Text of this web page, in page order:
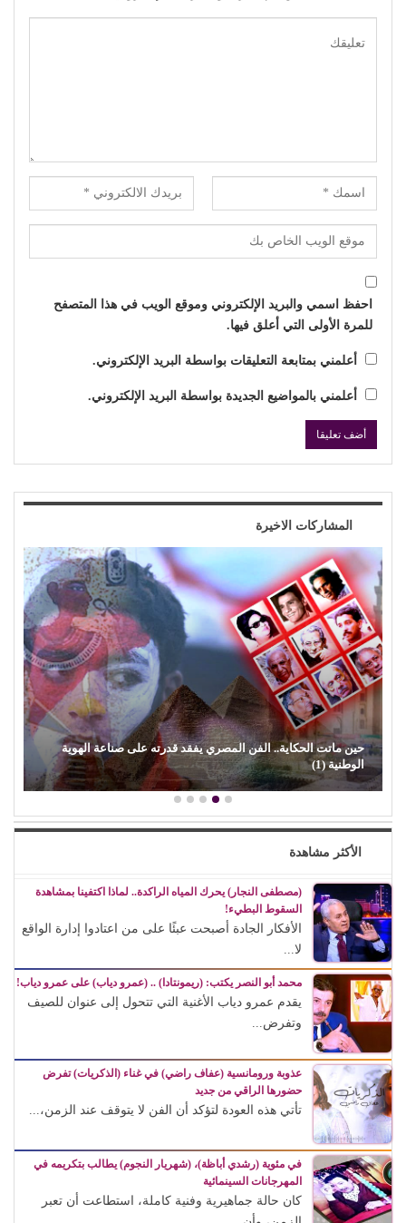
احفظ اسمي والبريد الإلكتروني وموقع الويب في هذا المتصفح
للمرة الأولى التي أعلق فيها.
أعلمني بمتابعة التعليقات بواسطة البريد الإلكتروني.
أعلمني بالمواضيع الجديدة بواسطة البريد الإلكتروني.
المشاركات الاخيرة
محمود حسونة يكتب: (تحت السن).. الأهل مذنبون والأبناء ضحايا!
الأكثر مشاهدة
(مصطفى النجار) يحرك المياه الراكدة.. لماذا اكتفينا بمشاهدة
السقوط البطيء!
الأفكار الجادة أصبحت عبئًا على من اعتادوا إدارة الواقع
لا...
محمد أبو النصر يكتب: (ريمونتادا) .. (عمرو دياب) على عمرو دياب!
يقدم عمرو دياب الأغنية التي تتحول إلى عنوان للصيف
وتفرض...
عذوبة ورومانسية (عفاف راضي) في غناء (الذكريات) تفرض
حضورها الراقي من جديد
تأتي هذه العودة لتؤكد أن الفن لا يتوقف عند الزمن،...
في مئوية (رشدي أباظة)، (شهريار النجوم) يطالب بتكريمه في
المهرجانات السينمائية
كان حالة جماهيرية وفنية كاملة، استطاعت أن تعبر